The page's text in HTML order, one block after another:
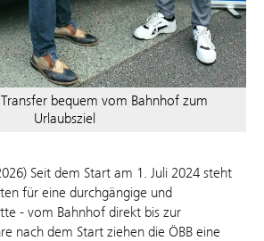
bequem vom Bahnhof zum
Urlaubsziel
Seit dem Start am 1. Juli 2024 steht
für eine durchgängige und
- vom Bahnhof direkt bis zur
nach dem Start ziehen die ÖBB eine